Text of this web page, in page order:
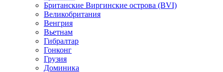
Британские Виргинские острова (BVI)
Великобритания
Венгрия
Вьетнам
Гибралтар
Гонконг
Грузия
Доминика